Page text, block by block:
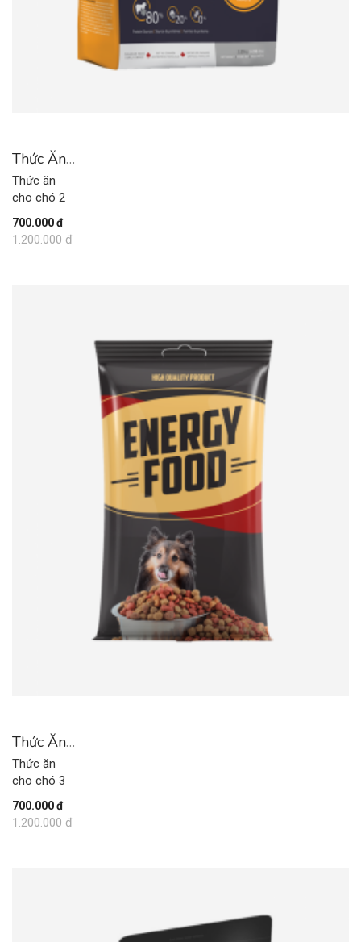
Thức Ăn
Cho Chó
2
Thức ăn
cho chó 2
700.000 đ
1.200.000 đ
Thức Ăn
Cho Chó
3
Thức ăn
cho chó 3
700.000 đ
1.200.000 đ